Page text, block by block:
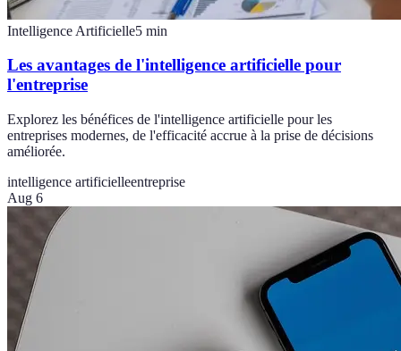
Intelligence Artificielle5 min
Les avantages de l'intelligence artificielle pour
l'entreprise
Explorez les bénéfices de l'intelligence artificielle pour les
entreprises modernes, de l'efficacité accrue à la prise de décisions
améliorée.
intelligence artificielleentreprise
Aug 6